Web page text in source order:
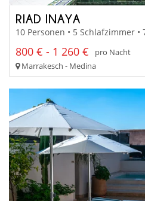
RIAD INAYA
10 Personen • 5 Schlafzimmer
800 € - 1 260 €
pro Nacht
Marrakesch - Medina